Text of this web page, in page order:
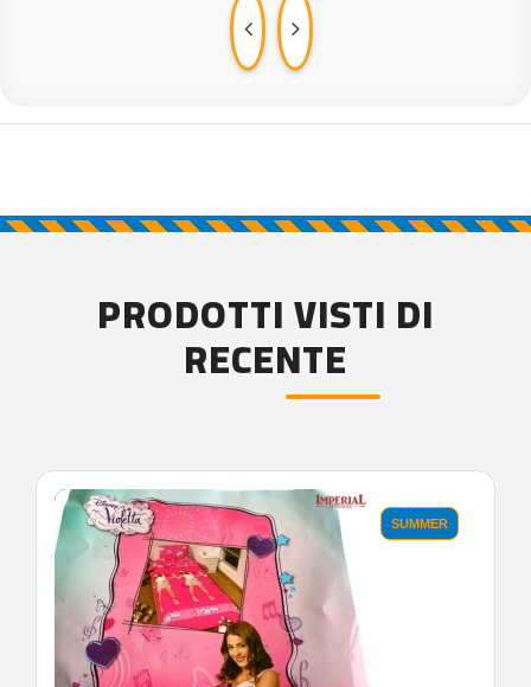
PRODOTTI VISTI DI
RECENTE
'.'
SUMMER